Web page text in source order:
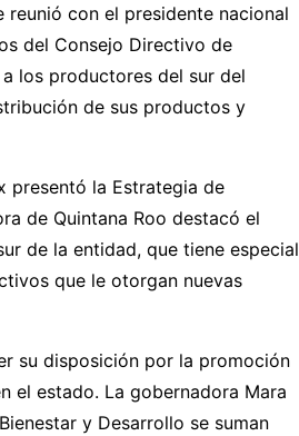
reunió con el presidente nacional
del Consejo Directivo de
los productores del sur del
de sus productos y
presentó la Estrategia de
de Quintana Roo destacó el
de la entidad, que tiene especial
que le otorgan nuevas
su disposición por la promoción
el estado. La gobernadora Mara
y Desarrollo se suman